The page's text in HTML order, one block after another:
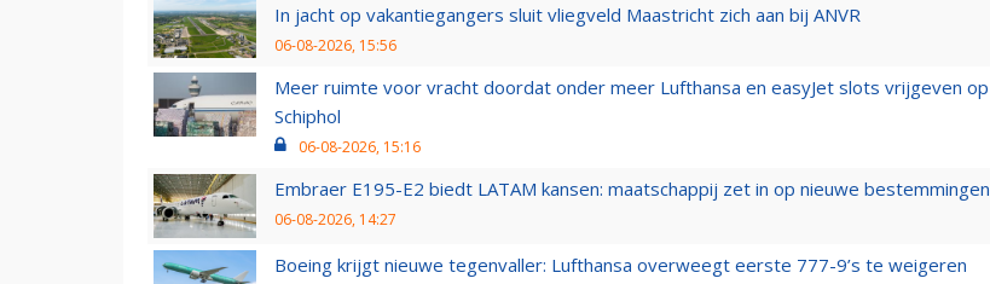
In jacht op vakantiegangers sluit vliegveld Maastricht zich aan bij ANVR
06-08-2026, 15:56
Meer ruimte voor vracht doordat onder meer Lufthansa en easyJet slots vrijgeven op
Schiphol
06-08-2026, 15:16
Embraer E195-E2 biedt LATAM kansen: maatschappij zet in op nieuwe bestemmingen
06-08-2026, 14:27
Boeing krijgt nieuwe tegenvaller: Lufthansa overweegt eerste 777-9’s te weigeren